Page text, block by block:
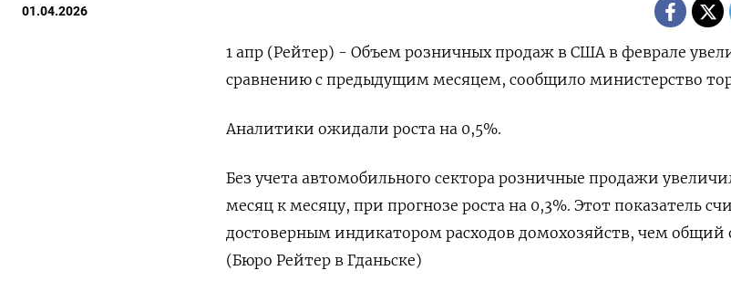
01.04.2026
1 апр (Рейтер) - Объем розничных продаж ‌в США в феврале
⁠сравнению ‌с предыдущим ‌месяцем, сообщило министерство
Аналитики ‌ожидали роста ​на 0,5%.
Без ‌учета автомобильного сектора розничные ​продажи
месяц ​к месяцу, при прогнозе роста на 0,3%. Этот показатель
⁠достоверным индикатором расходов домохозяйств, ‌чем ‌общий
(Бюро ​Рейтер в ‌Гданьске)